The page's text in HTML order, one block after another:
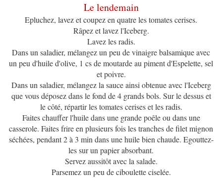
Le lendemain
Epluchez, lavez et coupez en quatre les tomates cerises.
Râpez et lavez l'Iceberg.
Lavez les radis.
Dans un saladier, mélangez un peu de vinaigre balsamique avec
un peu d'huile d'olive, 1 cs de moutarde au piment d'Espelette, sel
et poivre.
Dans un saladier, mélangez la sauce ainsi obtenue avec l'Iceberg
que vous déposez dans le fond de 4 grands bols. Sur le dessus et
le côté, répartir les tomates cerises et les radis.
Faites chauffer l'huile dans une grande poêle ou dans une
casserole. Faites frire en plusieurs fois les tranches de filet mignon
séchées, pendant 2 à 3 min dans une huile bien chaude. Egouttez-
les sur un papier absorbant.
Servez aussitôt avec la salade.
Parsemez un peu de ciboulette ciselée.